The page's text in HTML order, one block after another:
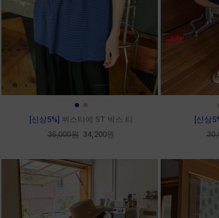
● ●
[신상5%] 뷔스티에 ST 박스 티
36,000원 34,200원
[신상